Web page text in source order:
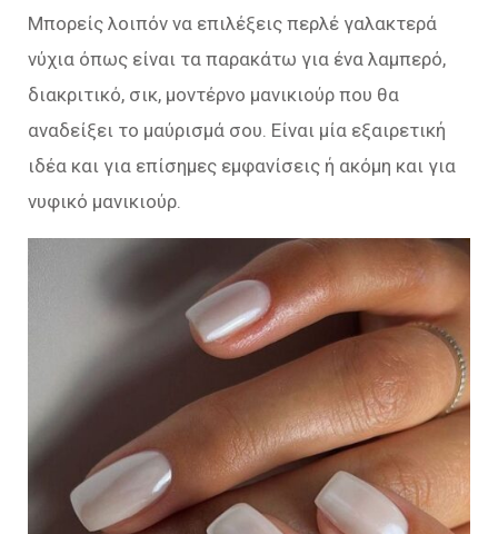
Μπορείς λοιπόν να επιλέξεις περλέ γαλακτερά
νύχια όπως είναι τα παρακάτω για ένα λαμπερό,
διακριτικό, σικ, μοντέρνο μανικιούρ που θα
αναδείξει το μαύρισμά σου. Είναι μία εξαιρετική
ιδέα και για επίσημες εμφανίσεις ή ακόμη και για
νυφικό μανικιούρ.